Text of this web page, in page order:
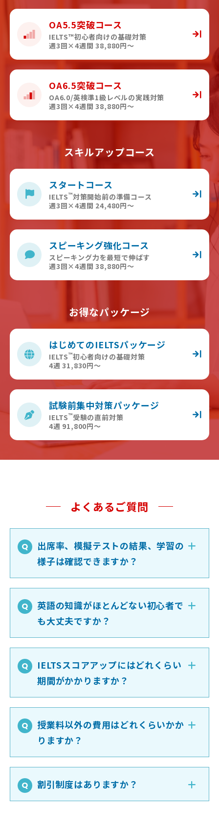
OA5.5突破コース
IELTS™初心者向けの基礎対策
週3回×4週間 38,880円〜
OA6.5突破コース
OA6.0/英検準1級レベルの実践対策
週3回×4週間 38,880円〜
スキルアップコース
スタートコース
IELTS™対策開始前の準備コース
週3回×4週間 24,480円〜
スピーキング強化コース
スピーキング力を最短で伸ばす
週3回×4週間 38,880円〜
お得なパッケージ
はじめてのIELTSパッケージ
IELTS™初心者向けの基礎対策
4週 31,830円〜
試験前集中対策パッケージ
IELTS™受験の直前対策
4週 91,800円〜
よくあるご質問
出席率、模擬テストの結果、学習の
様子は確認できますか？
英語の知識がほとんどない初心者で
も大丈夫ですか？
IELTSスコアアップにはどれくらい
期間がかかりますか？
授業料以外の費用はどれくらいかか
りますか？
割引制度はありますか？